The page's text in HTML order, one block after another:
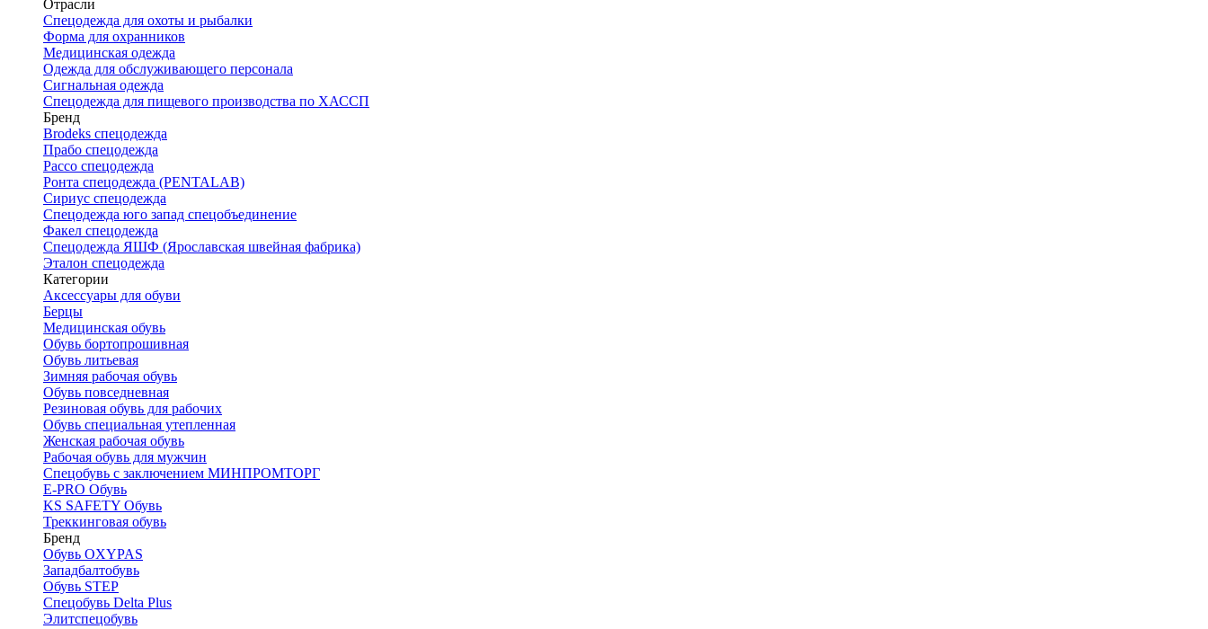
Отрасли
Спецодежда для охоты и рыбалки
Форма для охранников
Медицинская одежда
Одежда для обслуживающего персонала
Сигнальная одежда
Спецодежда для пищевого производства по ХАССП
Бренд
Brodeks спецодежда
Прабо спецодежда
Рассо спецодежда
Ронта спецодежда (PENTALAB)
Сириус спецодежда
Спецодежда юго запад спецобъединение
Факел спецодежда
Спецодежда ЯШФ (Ярославская швейная фабрика)
Эталон спецодежда
Категории
Аксессуары для обуви
Берцы
Медицинская обувь
Обувь бортопрошивная
Обувь литьевая
Зимняя рабочая обувь
Обувь повседневная
Резиновая обувь для рабочих
Обувь специальная утепленная
Женская рабочая обувь
Рабочая обувь для мужчин
Спецобувь с заключением МИНПРОМТОРГ
E-PRO Обувь
KS SAFETY Обувь
Треккинговая обувь
Бренд
Обувь OXYPAS
Западбалтобувь
Обувь STEP
Спецобувь Delta Plus
Элитспецобувь